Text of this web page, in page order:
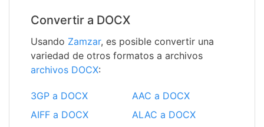
Convertir a DOCX
Usando Zamzar, es posible convertir una
variedad de otros formatos a archivos
archivos DOCX:
3GP a DOCX
AAC a DOCX
AIFF a DOCX
ALAC a DOCX